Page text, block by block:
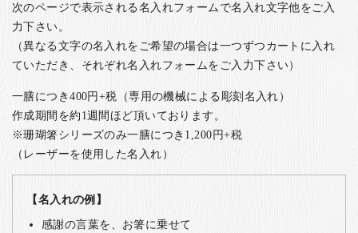
次のページで表示される名入れフォームで名入れ文字他をご入
力下さい。
（異なる文字の名入れをご希望の場合は一つずつカートに入れ
ていただき、それぞれ名入れフォームをご入力下さい）
一膳につき400円+税（専用の機械による彫刻名入れ）
作成期間を約1週間ほど頂いております。
※珊瑚箸シリーズのみ一膳につき1,200円+税
（レーザーを使用した名入れ）
【名入れの例】
感謝の言葉を、お箸に乗せて